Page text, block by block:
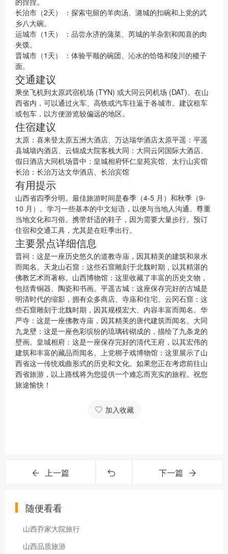
长治市（2天）
：探索屯留的羊肉汤、潞城的扣碗和上党的武
乡八大碗。
运城市（1天）
：品尝永济的蒲菜、芮城的羊杂割和闻喜的肉
夹馍。
晋城市（1天）
：体验平顺的碗团、沁水的饸饹和陵川的稷子
面。
交通建议
乘坐飞机到太原武宿机场 (TYN) 或大同云冈机场 (DAT)。在山
西省内，可以通过火车、高铁或汽车往返于各城市。建议租车
或包车，以方便游览较偏远的地区。
住宿建议
太原：喜来登太原五洲大酒店、万达瑞华酒店太原平遥：平遥
县城墙内酒店、云锦成大院客栈大同：大同云冈国际大酒店、
假日酒店大同机场晋中：皇城相府怀仁皇苑宾馆、太行山宾馆
长治：长治万达文华酒店、长治宾馆
有用提示
山西省四季分明。最佳旅游时间是春季（4-5 月）和秋季（9-
10 月）。学习一些基本的中文短语，以便与当地人沟通。尊重
当地文化和习俗。携带舒适的鞋子，因为需要大量步行。预订
住宿和交通工具，尤其是在旺季出行。
主要景点详细信息
晋祠：这是一座历史悠久的道教寺庙，因其精美的建筑和泉水
而闻名。天龙山石窟：这些石窟雕刻于北魏时期，以其精湛的
佛教艺术而著称。山西博物馆：这里收藏了丰富的历史文物，
包括青铜器、陶瓷和书画。平遥古城：这座保存完好的古城是
明清时代的缩影，拥有众多商店、寺庙和住宅。云冈石窟：这
些石窟雕刻于北魏时期，因其规模宏大、内容丰富而闻名。华
严寺：这是一座佛教寺庙，因其精美的唐代建筑而闻名。大同
九龙壁：这是一座色彩缤纷的琉璃砖砌成的，描绘了九条龙的
壁画。皇城相府：这是一座保存完好的清代王府，以其宏伟的
建筑和丰富的藏品而闻名。上党梆子戏博物馆：这里展示了山
西省这一传统戏曲形式的历史和文化。如果您正在考虑前往山
西省旅游，以上路线将为您提供一个难忘而充实的旅程。祝您
旅途愉快！
加入收藏
上一篇 下一篇
随便看看
山西乔家大院旅行
山西品质旅游